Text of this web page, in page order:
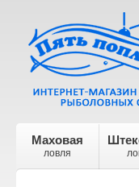
Маховая
ловля